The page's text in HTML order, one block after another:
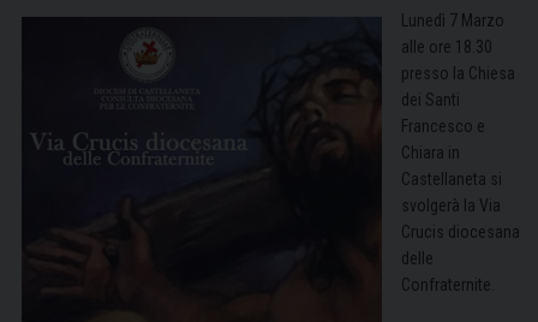
Lunedì 7 Marzo
alle ore 18.30
presso la Chiesa
dei Santi
Francesco e
Chiara in
Castellaneta si
svolgerà la Via
Crucis diocesana
delle
Confraternite.